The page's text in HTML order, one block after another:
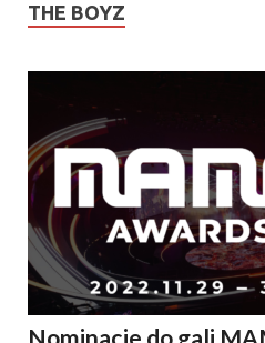
THE BOYZ
Nominacje do gali